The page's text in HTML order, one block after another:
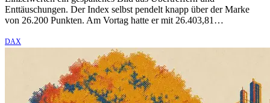
Enttäuschungen. Der Index selbst pendelt knapp über der Marke
von 26.200 Punkten. Am Vortag hatte er mit 26.403,81…
DAX